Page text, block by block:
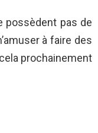
possèdent pas de
à faire des
prochainement